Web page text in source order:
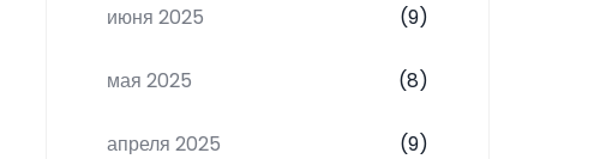
июня 2025 (9)
мая 2025 (8)
апреля 2025 (9)